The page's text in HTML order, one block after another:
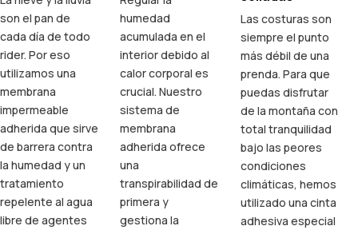
son el pan de
cada día de todo
rider. Por eso
utilizamos una
membrana
impermeable
adherida que sirve
de barrera contra
la humedad y un
tratamiento
repelente al agua
libre de agentes
humedad
acumulada en el
interior debido al
calor corporal es
crucial. Nuestro
sistema de
membrana
adherida ofrece
una
transpirabilidad de
primera y
gestiona la
Las costuras son
siempre el punto
más débil de una
prenda. Para que
puedas disfrutar
de la montaña con
total tranquilidad
bajo las peores
condiciones
climáticas, hemos
utilizado una cinta
adhesiva especial